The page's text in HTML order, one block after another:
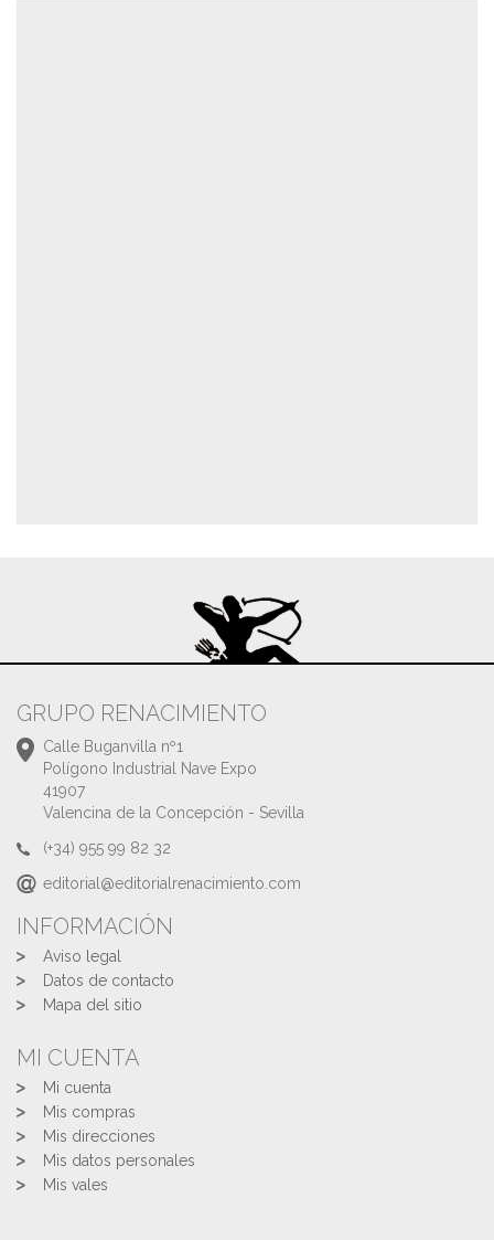
GRUPO RENACIMIENTO
Calle Buganvilla nº1
Polígono Industrial Nave Expo
41907
Valencina de la Concepción - Sevilla
(+34) 955 99 82 32
editorial@editorialrenacimiento.com
INFORMACIÓN
Aviso legal
Datos de contacto
Mapa del sitio
MI CUENTA
Mi cuenta
Mis compras
Mis direcciones
Mis datos personales
Mis vales